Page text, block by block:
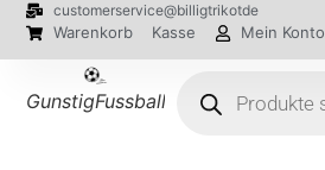
customerservice@billigtrikotde
Warenkorb Kasse Mein Konto
GunstigFussballTrikot